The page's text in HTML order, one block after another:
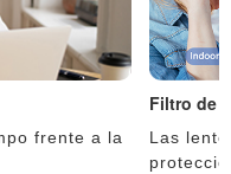
frente a la
Filtro de
Las